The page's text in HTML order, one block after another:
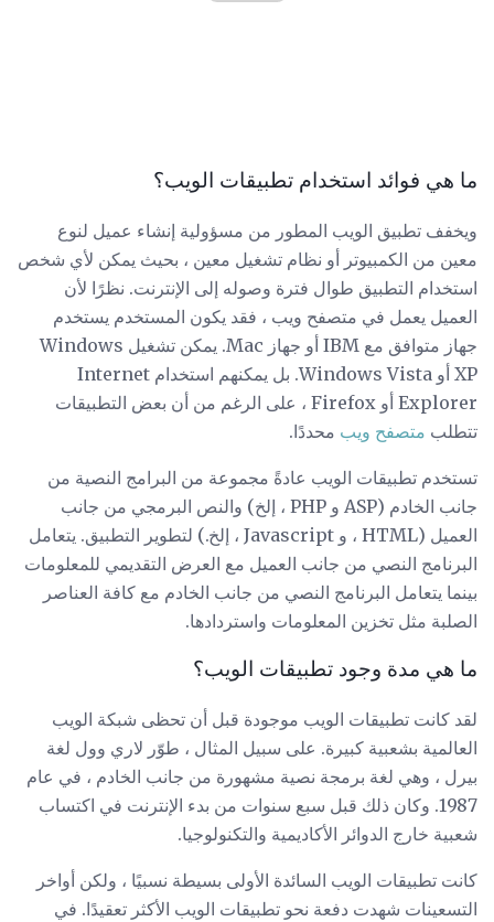
ما هي فوائد استخدام تطبيقات الويب؟
ويخفف تطبيق الويب المطور من مسؤولية إنشاء عميل لنوع
معين من الكمبيوتر أو نظام تشغيل معين ، بحيث يمكن لأي شخص
استخدام التطبيق طوال فترة وصوله إلى الإنترنت. نظرًا لأن
العميل يعمل في متصفح ويب ، فقد يكون المستخدم يستخدم
جهاز متوافق مع IBM أو جهاز Mac. يمكن تشغيل Windows
XP أو Windows Vista. بل يمكنهم استخدام Internet
Explorer أو Firefox ، على الرغم من أن بعض التطبيقات
تتطلب متصفح ويب محددًا.
تستخدم تطبيقات الويب عادةً مجموعة من البرامج النصية من
جانب الخادم (ASP و PHP ، إلخ) والنص البرمجي من جانب
العميل (HTML ، و Javascript ، إلخ.) لتطوير التطبيق. يتعامل
البرنامج النصي من جانب العميل مع العرض التقديمي للمعلومات
بينما يتعامل البرنامج النصي من جانب الخادم مع كافة العناصر
الصلبة مثل تخزين المعلومات واستردادها.
ما هي مدة وجود تطبيقات الويب؟
لقد كانت تطبيقات الويب موجودة قبل أن تحظى شبكة الويب
العالمية بشعبية كبيرة. على سبيل المثال ، طوّر لاري وول لغة
بيرل ، وهي لغة برمجة نصية مشهورة من جانب الخادم ، في عام
1987. وكان ذلك قبل سبع سنوات من بدء الإنترنت في اكتساب
شعبية خارج الدوائر الأكاديمية والتكنولوجيا.
كانت تطبيقات الويب السائدة الأولى بسيطة نسبيًا ، ولكن أواخر
التسعينات شهدت دفعة نحو تطبيقات الويب الأكثر تعقيدًا. في